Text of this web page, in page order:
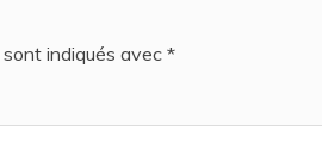
indiqués avec*